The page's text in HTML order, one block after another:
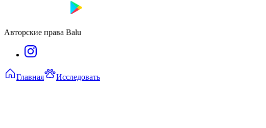
Авторские права Balu
Главная Исследовать